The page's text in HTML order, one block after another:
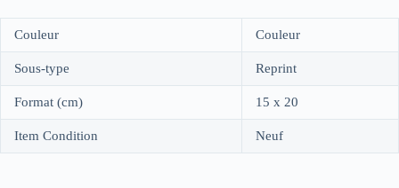
Couleur Couleur
Sous-type Reprint
Format (cm) 15 x 20
Item Condition Neuf